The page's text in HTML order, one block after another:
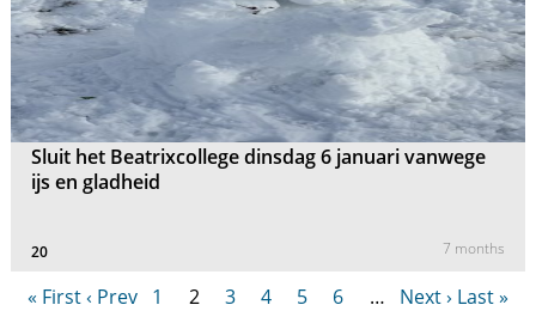
Sluit het Beatrixcollege dinsdag 6 januari vanwege
ijs en gladheid
20 7 months
« First‹ Prev 1 2 3 4 5 6 … Next › Last »